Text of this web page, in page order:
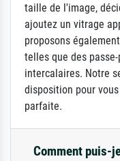
taille de l'image,
ajoutez un vitrage
proposons
telles que des
intercalaires. Notre
disposition pour
parfaite.
Comment puis-